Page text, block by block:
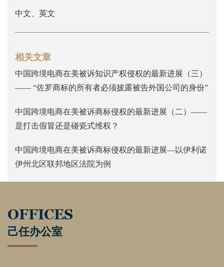
中文、英文
相关文章
中国跨境电商在美被诉知识产权侵权的最新进展（三）
—— “佐罗商标的所有者必须披露被告外国公司的身份”
中国跨境电商在美被诉商标侵权的最新进展（二）——
是打击假冒还是碰瓷式维权？
中国跨境电商在美被诉商标侵权的最新进展—以伊利诺
伊州北区联邦地区法院为例
OFFICES
己任办公室